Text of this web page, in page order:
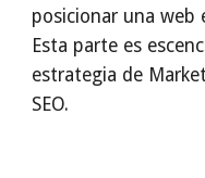
posicionar una web
Esta parte es
estrategia de
SEO.